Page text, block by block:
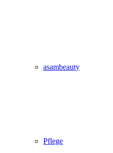
asambeauty
Pflege